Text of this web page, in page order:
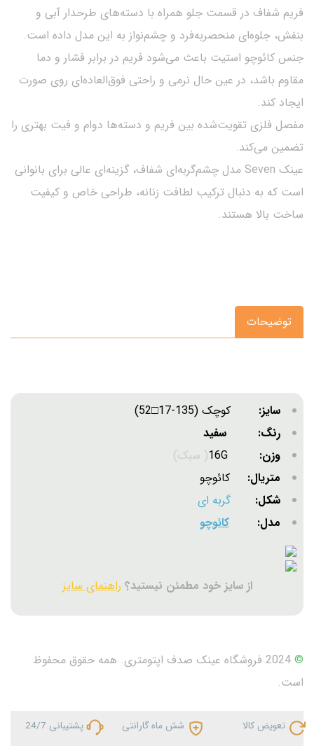
فریم شفاف در قسمت جلو همراه با دسته‌های طرحدار آبی و
بنفش، جلوه‌ای منحصر‌به‌فرد و چشم‌نواز به این مدل داده است.
جنس کائوچو استیت باعث می‌شود فریم در برابر فشار و دما
مقاوم باشد، در عین حال نرمی و راحتی فوق‌العاده‌ای روی صورت
ایجاد کند.
مفصل فلزی تقویت‌شده بین فریم و دسته‌ها دوام و فیت بهتری را
تضمین می‌کند.
عینک Seven مدل چشم‌گربه‌ای شفاف، گزینه‌ای عالی برای بانوانی
است که به دنبال ترکیب لطافت زنانه، طراحی خاص و کیفیت
ساخت بالا هستند.
توضیحات
سایز: کوچک (135-17□52)
رنگ: سفید
وزن:
( سبک)
متریال:
کائوچو
شکل: گربه ای
مدل: کائوچو
از سایز خود مطمئن نیستید؟ راهنمای سایز
©
2024 فروشگاه عینک صدف اپتومتری. همه حقوق محفوظ
است.
تعویض کالا شش ماه گارانتی پشتیبانی 24/7